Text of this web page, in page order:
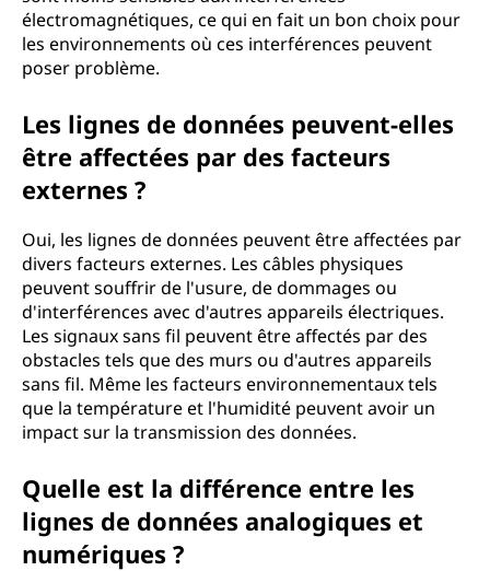
électromagnétiques, ce qui en fait un bon choix pour
les environnements où ces interférences peuvent
poser problème.
Les lignes de données peuvent-elles
être affectées par des facteurs
externes ?
Oui, les lignes de données peuvent être affectées par
divers facteurs externes. Les câbles physiques
peuvent souffrir de l'usure, de dommages ou
d'interférences avec d'autres appareils électriques.
Les signaux sans fil peuvent être affectés par des
obstacles tels que des murs ou d'autres appareils
sans fil. Même les facteurs environnementaux tels
que la température et l'humidité peuvent avoir un
impact sur la transmission des données.
Quelle est la différence entre les
lignes de données analogiques et
numériques ?